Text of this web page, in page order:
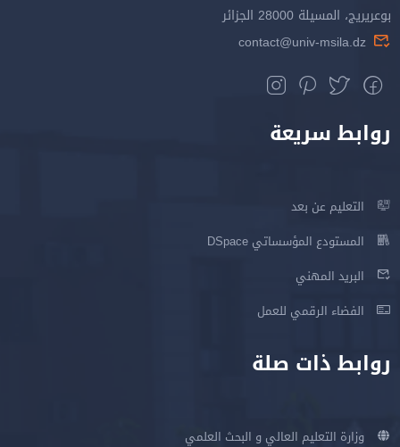
بوعريريج، المسيلة 28000 الجزائر
contact@univ-msila.dz
روابط سريعة
التعليم عن بعد
المستودع المؤسساتي DSpace
البريد المهني
الفضاء الرقمي للعمل
روابط ذات صلة
وزارة التعليم العالي و البحث العلمي